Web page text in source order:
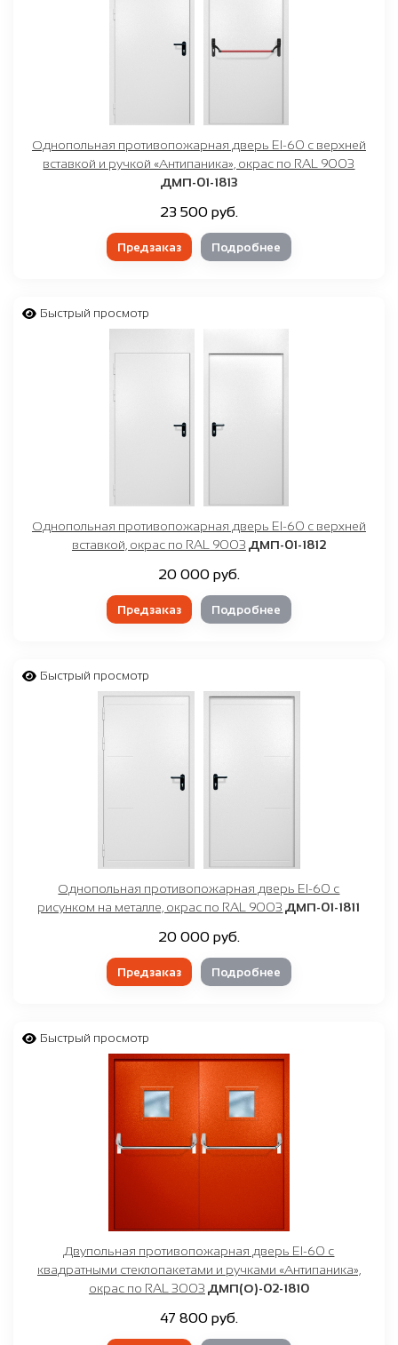
Однопольная противопожарная дверь EI-60 с верхней
вставкой и ручкой «Антипаника», окрас по RAL 9003
ДМП-01-1813
23 500 руб.
Предзаказ Подробнее
Быстрый просмотр
Однопольная противопожарная дверь EI-60 с верхней
вставкой, окрас по RAL 9003 ДМП-01-1812
20 000 руб.
Предзаказ Подробнее
Быстрый просмотр
Однопольная противопожарная дверь EI-60 с
рисунком на металле, окрас по RAL 9003 ДМП-01-1811
20 000 руб.
Предзаказ Подробнее
Быстрый просмотр
Двупольная противопожарная дверь EI-60 с
квадратными стеклопакетами и ручками «Антипаника»,
окрас по RAL 3003 ДМП(О)-02-1810
47 800 руб.